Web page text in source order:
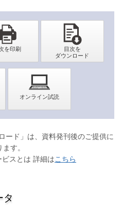
ード」は、資料発刊後のご提供に
ます。
スとは 詳細はこちら
タ